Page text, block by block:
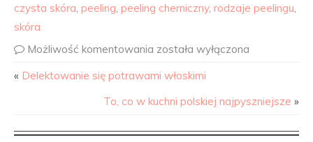
czysta skóra peeling peeling chemiczny, rodzaje peelingu
skóra
Możliwość komentowania została wyłączona
« Delektowanie się potrawami włoskimi
To, co w kuchni polskiej najpyszniejsze »